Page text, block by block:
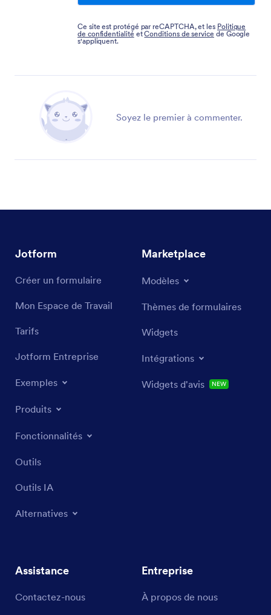
Ce site est protégé par reCAPTCHA, et les Politique
de confidentialitéetConditions de service de Google
s'appliquent.
Soyez le premier à commenter.
Jotform
Créer un formulaire
Mon Espace de Travail
Tarifs
Jotform Entreprise
Exemples
Produits
Fonctionnalités
Outils
Outils IA
Alternatives
Marketplace
Modèles
Thèmes de formulaires
Widgets
Intégrations
Widgets d'avis NEW
Assistance
Contactez-nous
Entreprise
À propos de nous